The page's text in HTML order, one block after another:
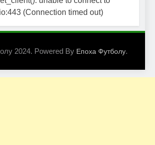
(Connection timed out)
2024. Powered By Епоха Футболу.